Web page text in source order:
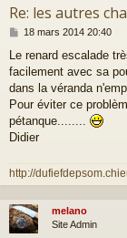
Re: les autres
M
s
s
a
18 mars 2014 20:40
Le renard escalade
facilement avec sa
dans la véranda
Pour éviter ce
pétanque........
Didier
http://
melano
Site Admin